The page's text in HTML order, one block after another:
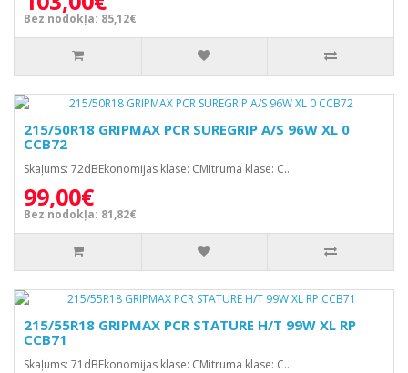
Bez nodokļa: 85,12€
215/50R18 GRIPMAX PCR SUREGRIP A/S 96W XL 0
CCB72
Skaļums: 72dBEkonomijas klase: CMitruma klase: C..
99,00€
Bez nodokļa: 81,82€
215/55R18 GRIPMAX PCR STATURE H/T 99W XL RP
CCB71
Skaļums: 71dBEkonomijas klase: CMitruma klase: C..